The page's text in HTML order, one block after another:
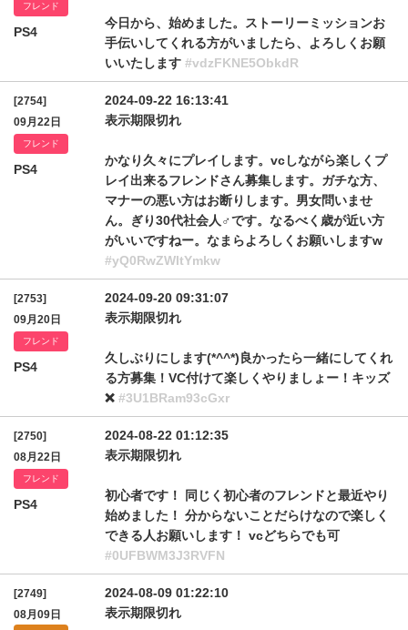
フレンド
PS4
今日から、始めました。ストーリーミッションお
手伝いしてくれる方がいましたら、よろしくお願
いいたします #vdzFKNE5ObkdR
[2754]
09月22日
フレンド
PS4
2024-09-22 16:13:41
表示期限切れ
かなり久々にプレイします。vcしながら楽しくプ
レイ出来るフレンドさん募集します。ガチな方、
マナーの悪い方はお断りします。男女問いませ
ん。ぎり30代社会人♂です。なるべく歳が近い方
がいいですねー。なまらよろしくお願いしますw
#yQ0RwZWItYmkw
[2753]
09月20日
フレンド
PS4
2024-09-20 09:31:07
表示期限切れ
久しぶりにします(*^^*)良かったら一緒にしてくれ
る方募集！VC付けて楽しくやりましょー！キッズ
❌ #3U1BRam93cGxr
[2750]
08月22日
フレンド
PS4
2024-08-22 01:12:35
表示期限切れ
初心者です！ 同じく初心者のフレンドと最近やり
始めました！ 分からないことだらけなので楽しく
できる人お願いします！ vcどちらでも可
#0UFBWM3J3RVFN
[2749]
08月09日
2024-08-09 01:22:10
表示期限切れ